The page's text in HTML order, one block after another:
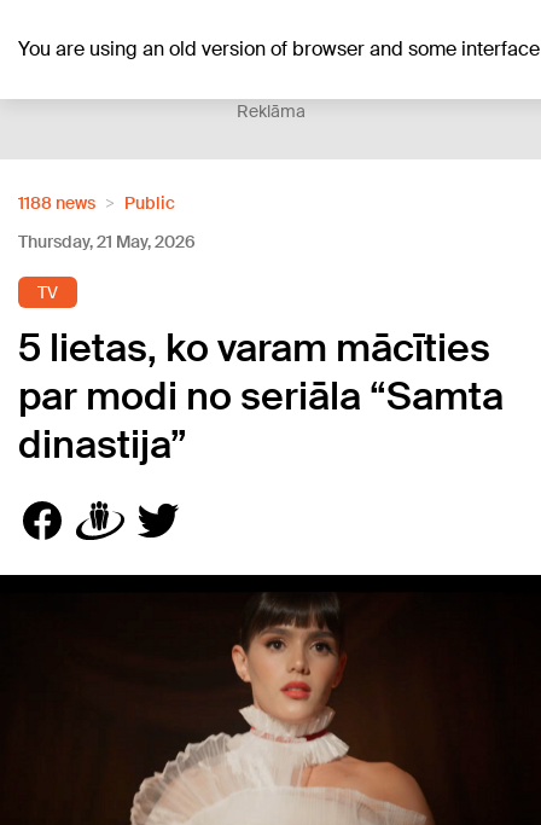
You are using an old version of browser and some
+16°C
Reklāma
1188 news
Public
Thursday, 21 May, 2026
TV
5 lietas, ko varam mācīties
par modi no seriāla “Samta
dinastija”